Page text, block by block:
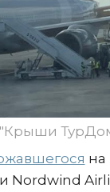
на
Nordwind